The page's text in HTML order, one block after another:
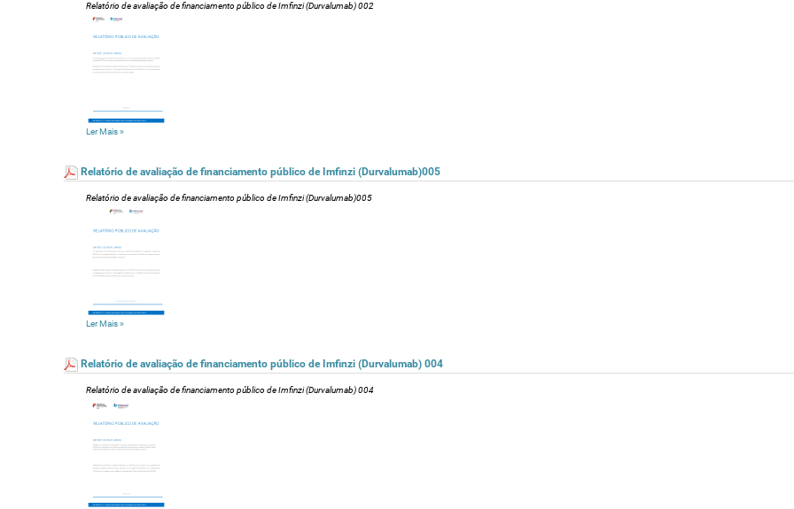
Relatório de avaliação de financiamento público de Imfinzi (Durvalumab) 002
Ler Mais»
Relatório de avaliação de financiamento público de Imfinzi (Durvalumab)005
Relatório de avaliação de financiamento público de Imfinzi (Durvalumab)005
Ler Mais»
Relatório de avaliação de financiamento público de Imfinzi (Durvalumab) 004
Relatório de avaliação de financiamento público de Imfinzi (Durvalumab) 004